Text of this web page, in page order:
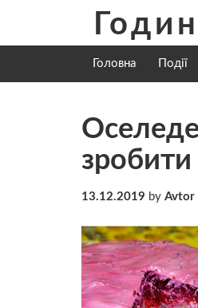
content
Головна Події
13.12.2019 by Avtor